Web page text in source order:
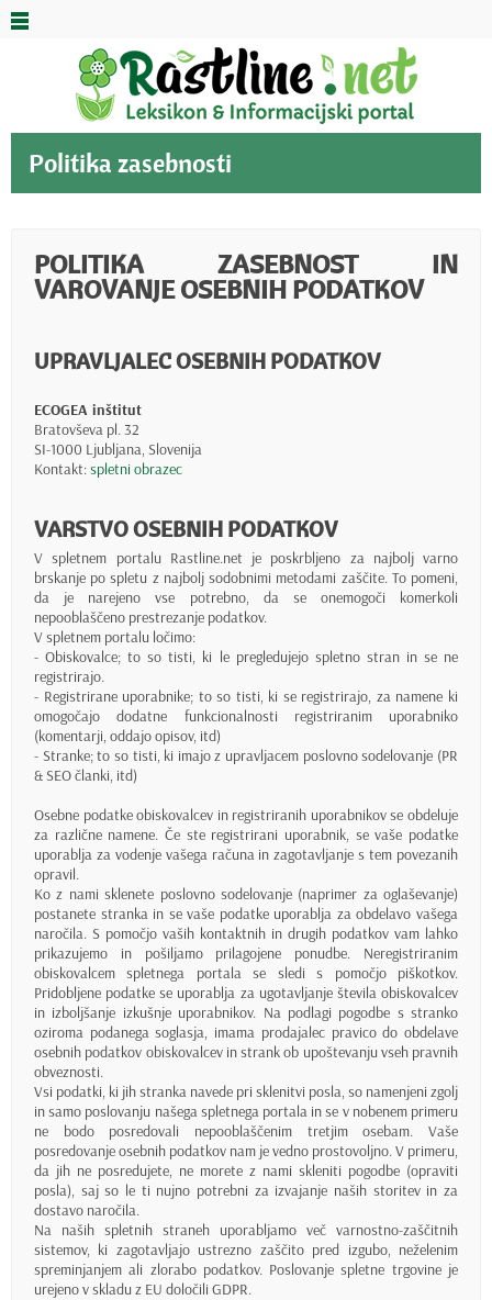
Politika zasebnosti
POLITIKA ZASEBNOST IN
VAROVANJE OSEBNIH PODATKOV
UPRAVLJALEC OSEBNIH PODATKOV
ECOGEA inštitut
Bratovševa pl. 32
SI-1000 Ljubljana, Slovenija
Kontakt:spletni obrazec
VARSTVO OSEBNIH PODATKOV
V spletnem portalu Rastline.net je poskrbljeno za najbolj varno
brskanje po spletu z najbolj sodobnimi metodami zaščite. To pomeni,
da je narejeno vse potrebno, da se onemogoči komerkoli
nepooblaščeno prestrezanje podatkov.
V spletnem portalu ločimo:
- Obiskovalce; to so tisti, ki le pregledujejo spletno stran in se ne
registrirajo.
- Registrirane uporabnike; to so tisti, ki se registrirajo, za namene ki
omogočajo dodatne funkcionalnosti registriranim uporabniko
(komentarji, oddajo opisov, itd)
- Stranke; to so tisti, ki imajo z upravljacem poslovno sodelovanje (PR
& SEO članki, itd)
Osebne podatke obiskovalcev in registriranih uporabnikov se obdeluje
za različne namene. Če ste registrirani uporabnik, se vaše podatke
uporablja za vodenje vašega računa in zagotavljanje s tem povezanih
opravil.
Ko z nami sklenete poslovno sodelovanje (naprimer za oglaševanje)
postanete stranka in se vaše podatke uporablja za obdelavo vašega
naročila. S pomočjo vaših kontaktnih in drugih podatkov vam lahko
prikazujemo in pošiljamo prilagojene ponudbe. Neregistriranim
obiskovalcem spletnega portala se sledi s pomočjo piškotkov.
Pridobljene podatke se uporablja za ugotavljanje števila obiskovalcev
in izboljšanje izkušnje uporabnikov. Na podlagi pogodbe s stranko
oziroma podanega soglasja, imama prodajalec pravico do obdelave
osebnih podatkov obiskovalcev in strank ob upoštevanju vseh pravnih
obveznosti.
Vsi podatki, ki jih stranka navede pri sklenitvi posla, so namenjeni zgolj
in samo poslovanju našega spletnega portala in se v nobenem primeru
ne bodo posredovali nepooblaščenim tretjim osebam. Vaše
posredovanje osebnih podatkov nam je vedno prostovoljno. V primeru,
da jih ne posredujete, ne morete z nami skleniti pogodbe (opraviti
posla), saj so le ti nujno potrebni za izvajanje naših storitev in za
dostavo naročila.
Na naših spletnih straneh uporabljamo več varnostno-zaščitnih
sistemov, ki zagotavljajo ustrezno zaščito pred izgubo, neželenim
spreminjanjem ali zlorabo podatkov. Poslovanje spletne trgovine je
urejeno v skladu z EU določili GDPR.